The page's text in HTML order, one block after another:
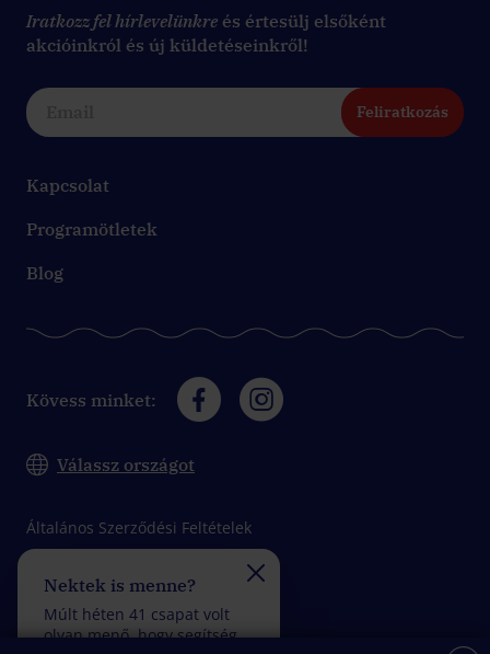
Iratkozz fel hírlevelünkre és értesülj elsőként
akcióinkról és új küldetéseinkről!
Feliratkozás
Kapcsolat
Programötletek
Blog
Kövess minket:
Válassz országot
Általános Szerződési Feltételek
Impresszum
Nektek is menne?
Múlt héten 41 csapat volt
olyan menő, hogy segítség